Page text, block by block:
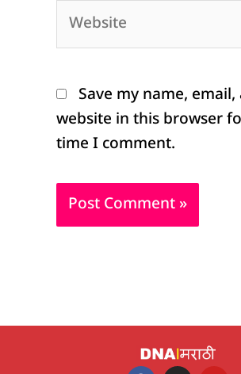
Website
Save my name, email,
website in this browser
time I comment.